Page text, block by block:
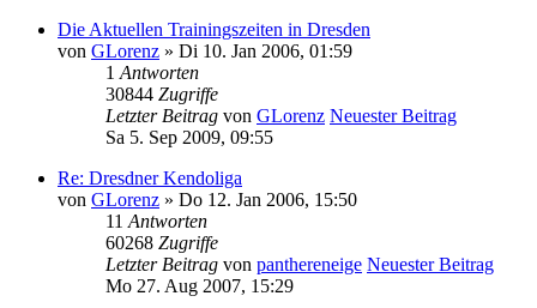
Die Aktuellen Trainingszeiten in Dresden
von GLorenz » Di 10. Jan 2006, 01:59
1 Antworten
30844 Zugriffe
Letzter Beitrag von GLorenz Neuester Beitrag
Sa 5. Sep 2009, 09:55
Re: Dresdner Kendoliga
von GLorenz » Do 12. Jan 2006, 15:50
11 Antworten
60268 Zugriffe
Letzter Beitrag von panthereneige Neuester Beitrag
Mo 27. Aug 2007, 15:29